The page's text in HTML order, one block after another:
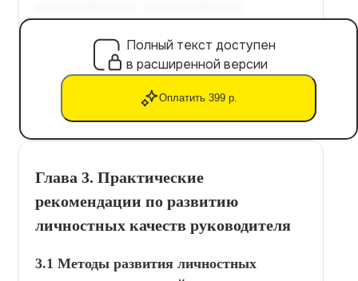
Полный текст доступен
в расширенной версии
Оплатить 399 р.
Глава 3. Практические
рекомендации по развитию
личностных качеств руководителя
3.1 Методы развития личностных